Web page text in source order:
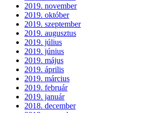
2019. november
2019. október
2019. szeptember
2019. augusztus
2019. július
2019. június
2019. május
2019. április
2019. március
2019. február
2019. január
2018. december